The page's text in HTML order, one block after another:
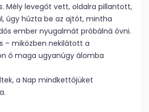
Mély levegőt vett, oldalra pillantott,
úgy húzta be az ajtót, mintha
ember nyugalmát próbálná óvni.
– miközben nekilátott a
ő maga ugyanúgy álomba
a Nap mindkettőjüket